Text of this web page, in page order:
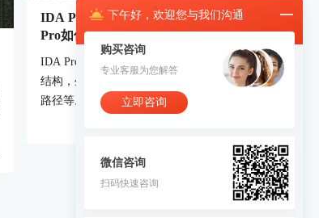
下午好， 欢迎您与我们沟通
购买咨询
专业客服为您解答
立即咨询
微信咨询
扫码快速咨询
IDA Pro怎么生成函数调用图 IDA
Pro如何追踪数据在程序中的传递路
IDA Pro能帮我们非常清晰地分析程序的
结构，生成函数调用图，追踪数据的流动
路径等。今天咱们就来聊聊“IDA Pro怎么
析中更加得心应手。...